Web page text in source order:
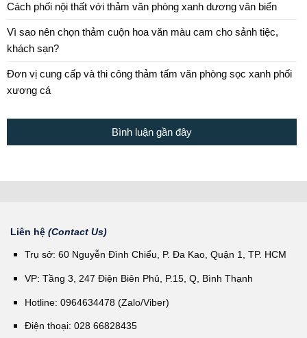
Cách phối nội thất với thảm văn phòng xanh dương vân biển
Vì sao nên chọn thảm cuộn hoa văn màu cam cho sảnh tiệc,
khách sạn?
Đơn vị cung cấp và thi công thảm tấm văn phòng sọc xanh phối
xương cá
Bình luận gần đây
Liên hệ (Contact Us)
Trụ sở: 60 Nguyễn Đình Chiểu, P. Đa Kao, Quận 1, TP. HCM
VP: Tầng 3, 247 Điện Biên Phủ, P.15, Q, Bình Thạnh
Hotline: 0964634478 (Zalo/Viber)
Điện thoại: 028 66828435